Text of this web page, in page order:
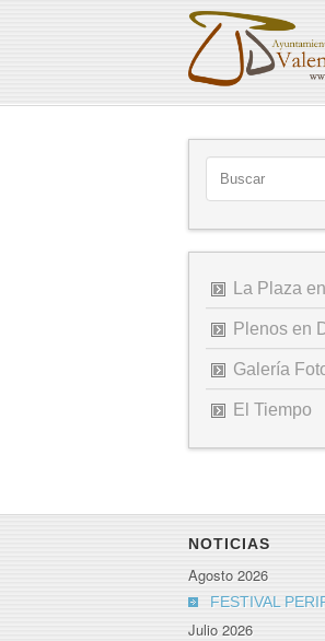
La Plaza
Plenos en
Galería
El Tiempo
NOTICIAS
Agosto 2026
FESTIVAL
Julio 2026